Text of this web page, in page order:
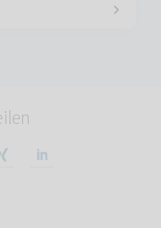
teilen
Auf Xing teilen
Auf Linkedin